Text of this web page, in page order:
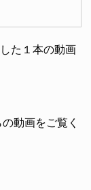
た１本の動画
動画をご覧く